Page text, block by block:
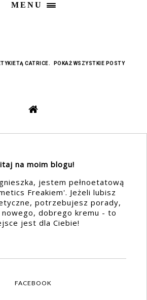
MENU
CATRICE. POKAŻ WSZYSTKIE POSTY
na moim blogu!
jestem pełnoetatową
Freakiem'. Jeżeli lubisz
potrzebujesz porady,
dobrego kremu - to
jest dla Ciebie!
FACEBOOK